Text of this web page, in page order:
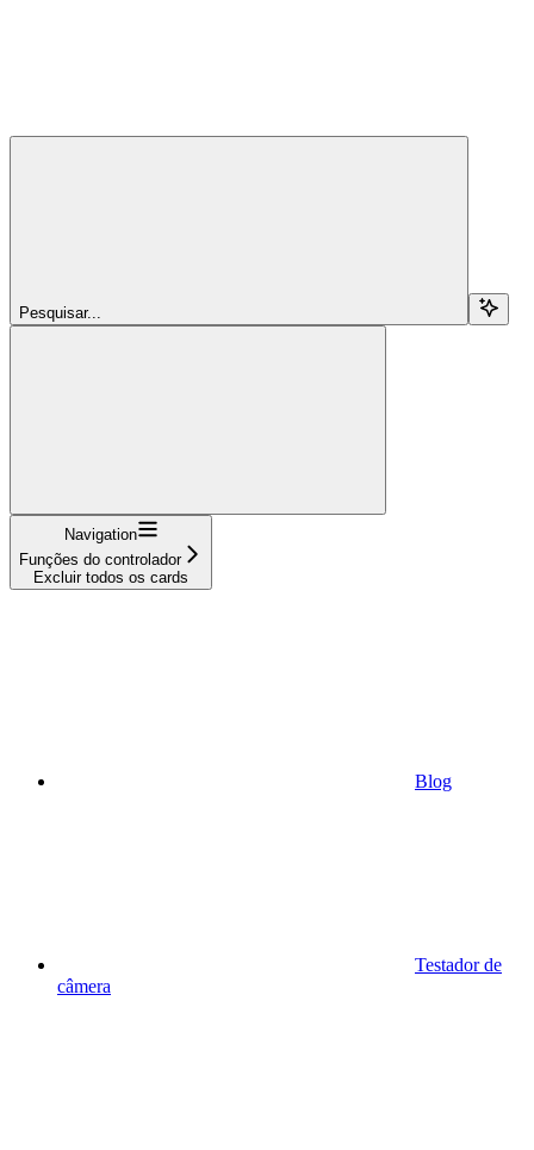
Pesquisar...
Navigation
Funções do controlador
Excluir todos os cards
Blog
Testador de
câmera